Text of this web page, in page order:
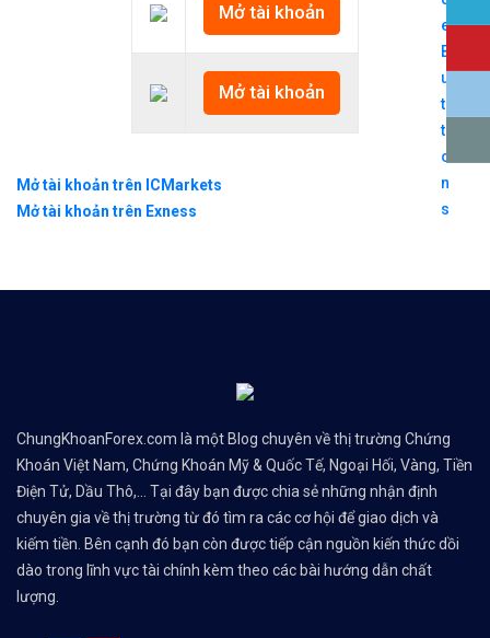
Mở tài khoản
Mở tài khoản
Mở tài khoản trên ICMarkets
Mở tài khoản trên Exness
ChungKhoanForex.com là một Blog chuyên về thị trường Chứng
Khoán Việt Nam, Chứng Khoán Mỹ & Quốc Tế, Ngoại Hối, Vàng, Tiền
Điện Tử, Dầu Thô,... Tại đây bạn được chia sẻ những nhận định
chuyên gia về thị trường từ đó tìm ra các cơ hội để giao dịch và
kiếm tiền. Bên cạnh đó bạn còn được tiếp cận nguồn kiến thức dồi
dào trong lĩnh vực tài chính kèm theo các bài hướng dẫn chất
lượng.